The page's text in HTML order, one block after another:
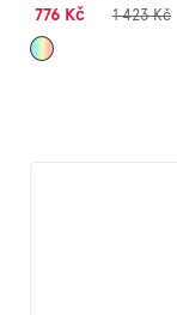
776 Kč 1 423 Kč
Mix